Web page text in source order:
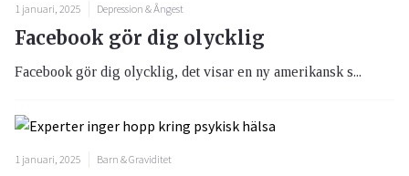
1 januari, 2025 Depression & Ångest
Facebook gör dig olycklig
Facebook gör dig olycklig, det visar en ny amerikansk s...
1 januari, 2025 Barn & Graviditet